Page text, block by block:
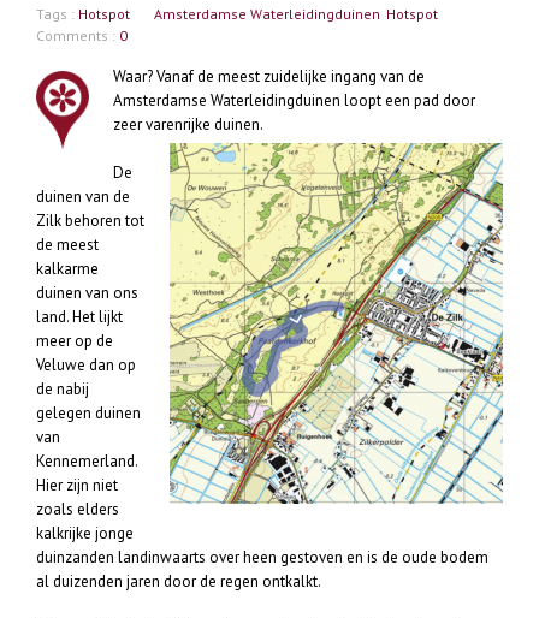
Amsterdamse Waterleidingduinen Hotspot
Tags : Hotspot
Comments : 0
Waar? Vanaf de meest zuidelijke ingang van de
Amsterdamse Waterleidingduinen loopt een pad door
zeer varenrijke duinen.
De
duinen van de
Zilk behoren tot
de meest
kalkarme
duinen van ons
land. Het lijkt
meer op de
Veluwe dan op
de nabij
gelegen duinen
van
Kennemerland.
Hier zijn niet
zoals elders
kalkrijke jonge
duinzanden landinwaarts over heen gestoven en is de oude bodem
al duizenden jaren door de regen ontkalkt.